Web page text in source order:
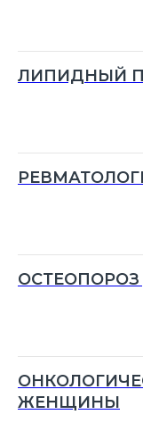
ЛИПИДНЫЙ
ЖЕНЩИНЫ